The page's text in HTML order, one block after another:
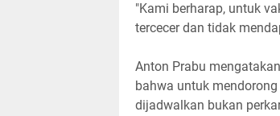
"Kami berharap, untuk
tercecer dan tidak
Anton Prabu
bahwa untuk
dijadwalkan bukan